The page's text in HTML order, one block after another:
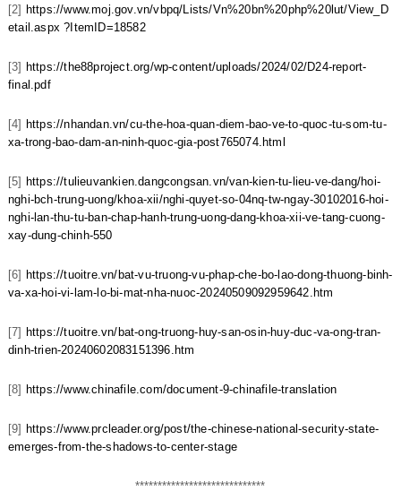
[2] https://www.moj.gov.vn/vbpq/Lists/Vn%20bn%20php%20lut/View_D
etail.aspx ?ItemID=18582
[3] https://the88project.org/wp-content/uploads/2024/02/D24-report-
final.pdf
[4] https://nhandan.vn/cu-the-hoa-quan-diem-bao-ve-to-quoc-tu-som-tu-
xa-trong-bao-dam-an-ninh-quoc-gia-post765074.html
[5] https://tulieuvankien.dangcongsan.vn/van-kien-tu-lieu-ve-dang/hoi-
nghi-bch-trung-uong/khoa-xii/nghi-quyet-so-04nq-tw-ngay-30102016-hoi-
nghi-lan-thu-tu-ban-chap-hanh-trung-uong-dang-khoa-xii-ve-tang-cuong-
xay-dung-chinh-550
[6] https://tuoitre.vn/bat-vu-truong-vu-phap-che-bo-lao-dong-thuong-binh-
va-xa-hoi-vi-lam-lo-bi-mat-nha-nuoc-20240509092959642.htm
[7] https://tuoitre.vn/bat-ong-truong-huy-san-osin-huy-duc-va-ong-tran-
dinh-trien-20240602083151396.htm
[8] https://www.chinafile.com/document-9-chinafile-translation
[9] https://www.prcleader.org/post/the-chinese-national-security-state-
emerges-from-the-shadows-to-center-stage
*****************************